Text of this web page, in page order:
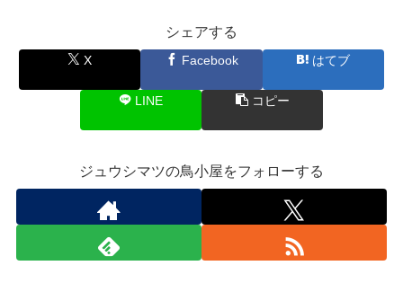
シェアする
X Facebook はてブ
LINE コピー
ジュウシマツの鳥小屋をフォローする